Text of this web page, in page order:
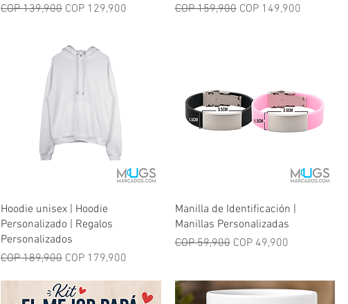
Regular Price
COP 139,900 Sale Price
COP 129,900
Regular Price
COP 159,900 Sale Price
COP 149,900
Quick View
Hoodie unisex | Hoodie
Personalizado | Regalos
Personalizados
Regular Price
COP 189,900 Sale Price
COP 179,900
Quick View
Manilla de Identificación |
Manillas Personalizadas
Regular Price
COP 59,900 Sale Price
COP 49,900